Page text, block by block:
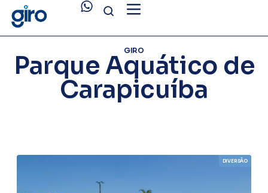
GIRO
Parque Aquático de
Carapicuíba
DIVERSÃO